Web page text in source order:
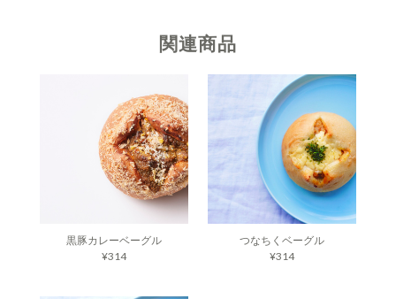
関連商品
黒豚カレーベーグル
¥314
つなちくベーグル
¥314